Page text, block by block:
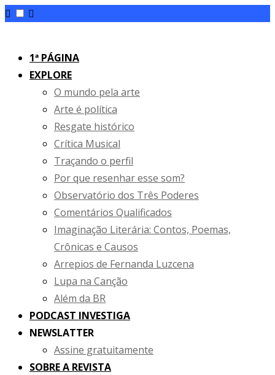
content1ª PÁGINA
EXPLORE
O mundo pela arte
Arte é política
Resgate histórico
Crítica Musical
Traçando o perfil
Por que resenhar esse som?
Observatório dos Três Poderes
Comentários Qualificados
Imaginação Literária: Contos, Poemas,
Crônicas e Causos
Arrepios de Fernanda Luzcena
Lupa na Canção
Além da BR
PODCAST INVESTIGA
NEWSLATTER
Assine gratuitamente
SOBRE A REVISTA